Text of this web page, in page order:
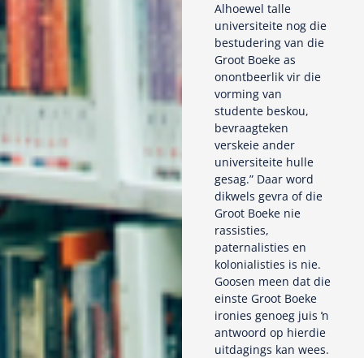
Alhoewel talle
universiteite nog die
bestudering van die
Groot Boeke as
onontbeerlik vir die
vorming van
studente beskou,
bevraagteken
verskeie ander
universiteite hulle
gesag.” Daar word
dikwels gevra of die
Groot Boeke nie
rassisties,
paternalisties en
kolonialisties is nie.
Goosen meen dat die
einste Groot Boeke
ironies genoeg juis ŉ
antwoord op hierdie
uitdagings kan wees.